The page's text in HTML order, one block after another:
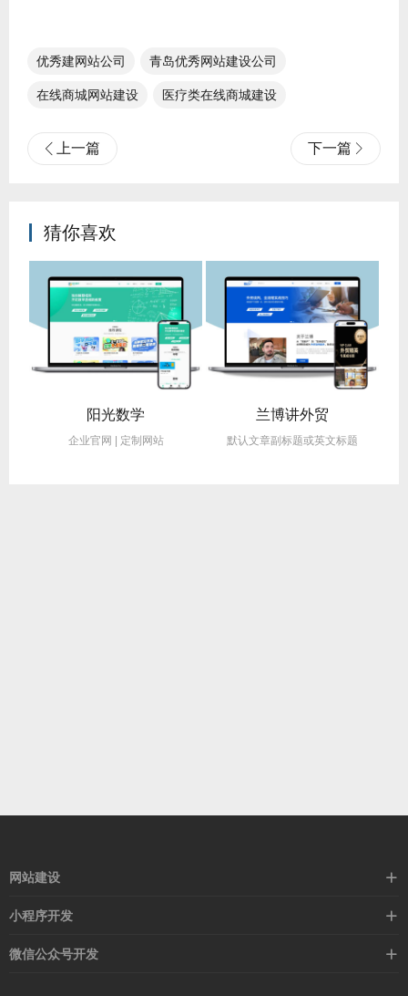
优秀建网站公司 青岛优秀网站建设公司
在线商城网站建设 医疗类在线商城建设
上一篇 下一篇
猜你喜欢
阳光数学
企业官网 | 定制网站
兰博讲外贸
默认文章副标题或英文标题
网站建设
标准化网站建设
小程序开发
营销活动
微信公众号开发